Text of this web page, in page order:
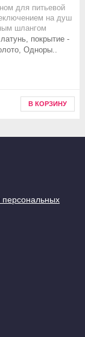
для питьевой
на душ
шлангом
покрытие -
Одноры..
В КОРЗИНУ
персональных